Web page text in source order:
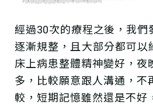
經過30次的療程之後，我們
逐漸規整，且大部分都可
床上病患整體精神變好，夜
多，比較願意跟人溝通，不
較，短期記憶雖然還是不好